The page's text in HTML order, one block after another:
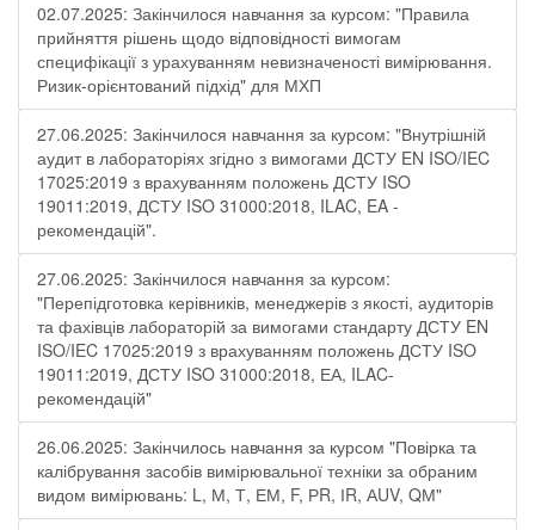
02.07.2025: Закінчилося навчання за курсом: "Правила
прийняття рішень щодо відповідності вимогам
специфікації з урахуванням невизначеності вимірювання.
Ризик-орієнтований підхід" для МХП
27.06.2025: Закінчилося навчання за курсом: "Внутрішній
аудит в лабораторіях згідно з вимогами ДСТУ EN ISO/IEC
17025:2019 з врахуванням положень ДСТУ ISO
19011:2019, ДСТУ ISO 31000:2018, ILAC, EA -
рекомендацій".
27.06.2025: Закінчилося навчання за курсом:
"Перепідготовка керівників, менеджерів з якості, аудиторів
та фахівців лабораторій за вимогами стандарту ДСТУ EN
ISO/IEC 17025:2019 з врахуванням положень ДСТУ ISO
19011:2019, ДСТУ ISO 31000:2018, ЕА, ILAC-
рекомендацій"
26.06.2025: Закінчилось навчання за курсом "Повірка та
калібрування засобів вимірювальної техніки за обраним
видом вимірювань: L, М, Т, ЕМ, F, РR, ІR, АUV, QМ"